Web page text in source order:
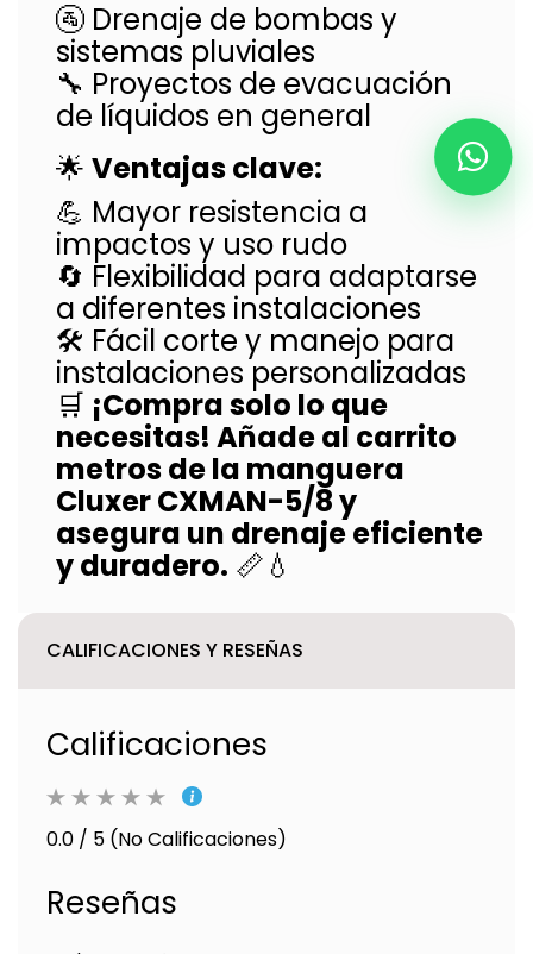
🚰 Drenaje de bombas y
sistemas pluviales
🔧 Proyectos de evacuación
de líquidos en general
🌟 Ventajas clave:
💪 Mayor resistencia a
impactos y uso rudo
🔄 Flexibilidad para adaptarse
a diferentes instalaciones
🛠️ Fácil corte y manejo para
instalaciones personalizadas
🛒 ¡Compra solo lo que
necesitas! Añade al carrito
metros de la manguera
Cluxer CXMAN-5/8 y
asegura un drenaje eficiente
y duradero. 📏💧
CALIFICACIONES Y RESEÑAS
Calificaciones
0.0 / 5 (No Calificaciones)
Reseñas